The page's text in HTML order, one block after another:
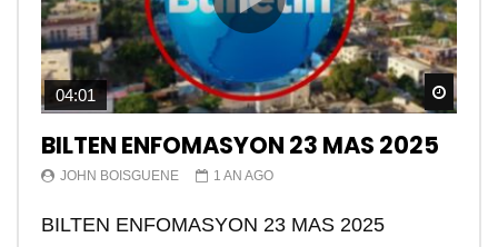
04:01
BILTEN ENFOMASYON 23 MAS 2025
JOHN BOISGUENE 1 AN AGO
BILTEN ENFOMASYON 23 MAS 2025